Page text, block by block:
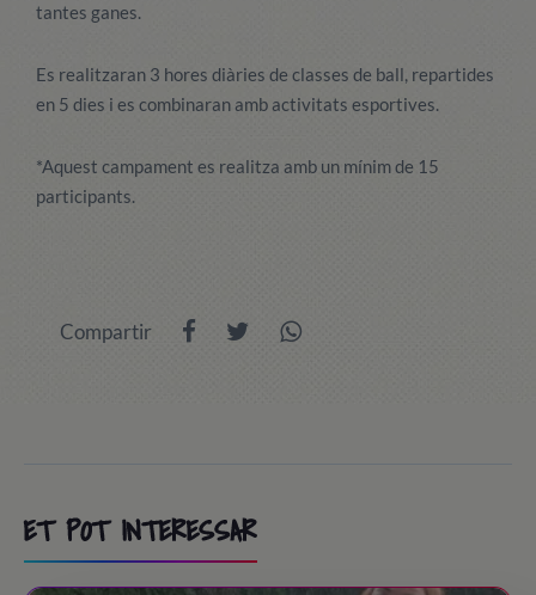
tantes ganes.
Es realitzaran 3 hores diàries de classes de ball, repartides
en 5 dies i es combinaran amb activitats esportives.
*Aquest campament es realitza amb un mínim de 15
participants.
Compartir
ET POT INTERESSAR